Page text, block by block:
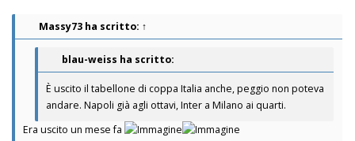
Massy73 ha scritto: ↑
blau-weiss ha scritto:
È uscito il tabellone di coppa Italia anche, peggio non poteva
andare. Napoli già agli ottavi, Inter a Milano ai quarti.
Era uscito un mese fa